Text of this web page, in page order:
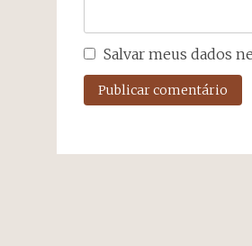
Salvar meus dados